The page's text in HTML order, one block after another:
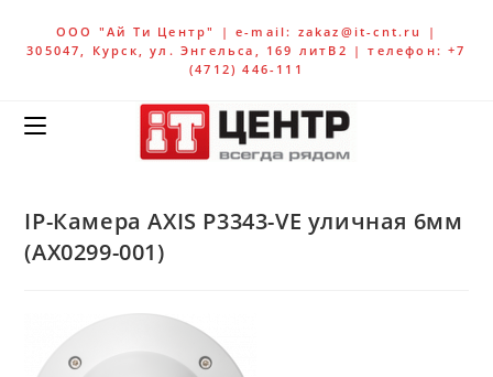
ООО "Ай Ти Центр" | e-mail: zakaz@it-cnt.ru |
305047, Курск, ул. Энгельса, 169 литВ2 | телефон: +7
(4712) 446-111
IP-Камера AXIS P3343-VE уличная 6мм
(AX0299-001)